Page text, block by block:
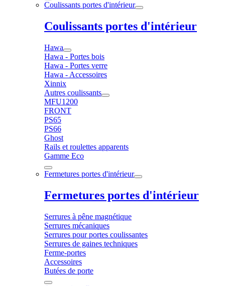
Coulissants portes d'intérieur
Coulissants portes d'intérieur
Hawa
Hawa - Portes bois
Hawa - Portes verre
Hawa - Accessoires
Xinnix
Autres coulissants
MFU1200
FRONT
PS65
PS66
Ghost
Rails et roulettes apparents
Gamme Eco
Fermetures portes d'intérieur
Fermetures portes d'intérieur
Serrures à pêne magnétique
Serrures mécaniques
Serrures pour portes coulissantes
Serrures de gaines techniques
Ferme-portes
Accessoires
Butées de porte